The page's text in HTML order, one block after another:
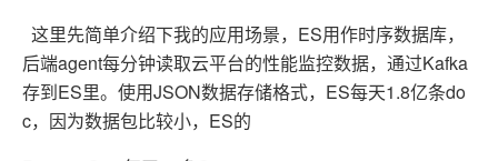
这里先简单介绍下我的应用场景，ES用作时序数据库，
后端agent每分钟读取云平台的性能监控数据，通过Kafka
存到ES里。使用JSON数据存储格式，ES每天1.8亿条do
c，因为数据包比较小，ES的